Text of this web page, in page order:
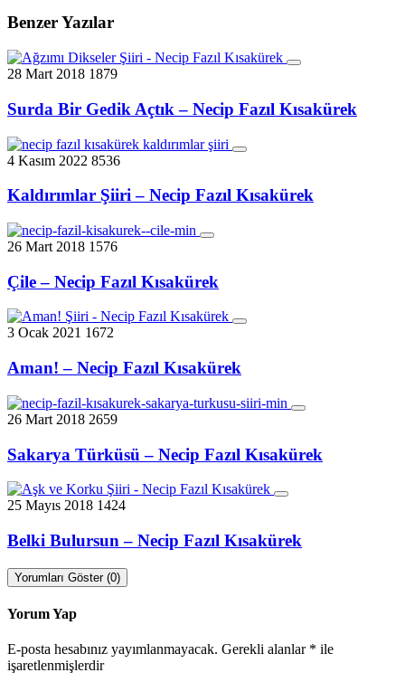
Benzer Yazılar
28 Mart 2018 1879
Surda Bir Gedik Açtık – Necip Fazıl Kısakürek
4 Kasım 2022 8536
Kaldırımlar Şiiri – Necip Fazıl Kısakürek
26 Mart 2018 1576
Çile – Necip Fazıl Kısakürek
3 Ocak 2021 1672
Aman! – Necip Fazıl Kısakürek
26 Mart 2018 2659
Sakarya Türküsü – Necip Fazıl Kısakürek
25 Mayıs 2018 1424
Belki Bulursun – Necip Fazıl Kısakürek
Yorumları Göster (0)
Yorum Yap
E-posta hesabınız yayımlanmayacak. Gerekli alanlar * ile
işaretlenmişlerdir